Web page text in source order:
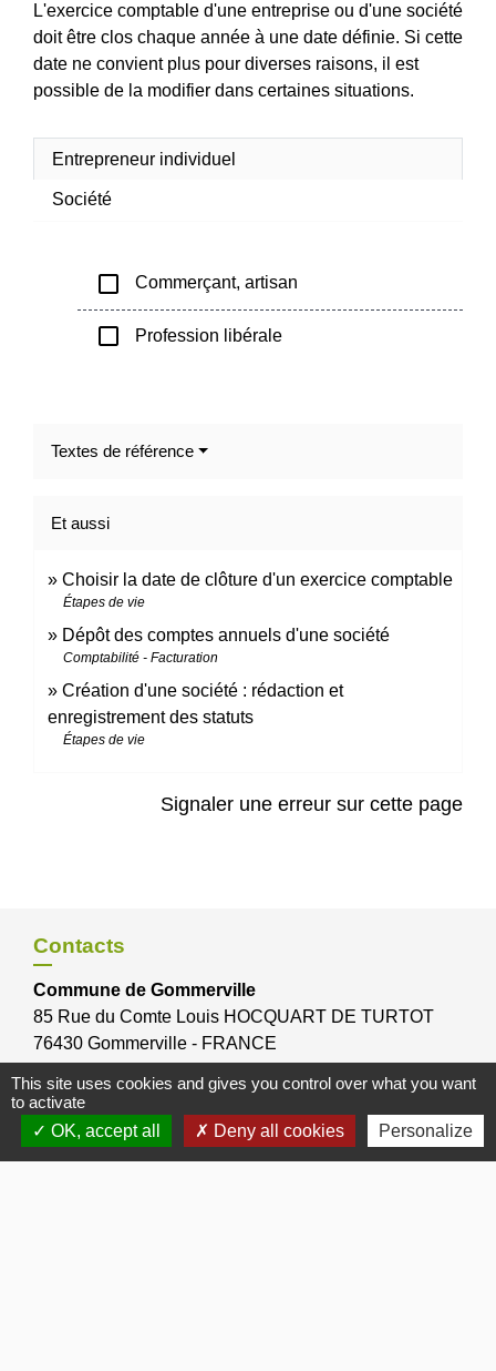
L'exercice comptable d'une entreprise ou d'une société
doit être clos chaque année à une date définie. Si cette
date ne convient plus pour diverses raisons, il est
possible de la modifier dans certaines situations.
Entrepreneur individuel
Société
check_box_outline_blank Commerçant, artisan
check_box_outline_blank Profession libérale
Textes de référence
Et aussi
Choisir la date de clôture d'un exercice comptable
Étapes de vie
Dépôt des comptes annuels d'une société
Comptabilité - Facturation
Création d'une société : rédaction et
enregistrement des statuts
Étapes de vie
Signaler une erreur sur cette page
Contacts
Commune de Gommerville
85 Rue du Comte Louis HOCQUART DE TURTOT
76430 Gommerville - FRANCE
This site uses cookies and gives you control over what you want
to activate
OK, accept all
Deny all cookies Personalize